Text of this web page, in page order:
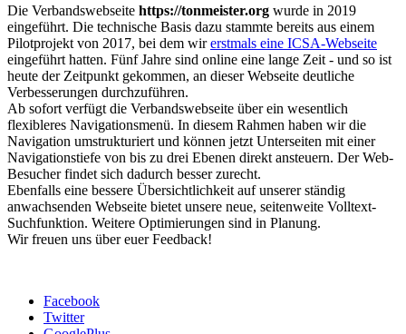
Die Verbandswebseite https://tonmeister.org wurde in 2019
eingeführt. Die technische Basis dazu stammte bereits aus einem
Pilotprojekt von 2017, bei dem wirerstmals eine ICSA-Webseite
eingeführt hatten. Fünf Jahre sind online eine lange Zeit - und so ist
heute der Zeitpunkt gekommen, an dieser Webseite deutliche
Verbesserungen durchzuführen.
Ab sofort verfügt die Verbandswebseite über ein wesentlich
flexibleres Navigationsmenü. In diesem Rahmen haben wir die
Navigation umstrukturiert und können jetzt Unterseiten mit einer
Navigationstiefe von bis zu drei Ebenen direkt ansteuern. Der Web-
Besucher findet sich dadurch besser zurecht.
Ebenfalls eine bessere Übersichtlichkeit auf unserer ständig
anwachsenden Webseite bietet unsere neue, seitenweite Volltext-
Suchfunktion. Weitere Optimierungen sind in Planung.
Wir freuen uns über euer Feedback!
Facebook
Twitter